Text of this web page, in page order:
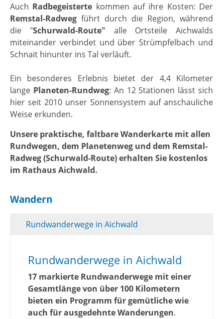
Auch Radbegeisterte kommen auf ihre Kosten: Der
Remstal-Radweg führt durch die Region, während
die "Schurwald-Route" alle Ortsteile Aichwalds
miteinander verbindet und über Strümpfelbach und
Schnait hinunter ins Tal verläuft.
Ein besonderes Erlebnis bietet der 4,4 Kilometer
lange Planeten-Rundweg: An 12 Stationen lässt sich
hier seit 2010 unser Sonnensystem auf anschauliche
Weise erkunden.
Unsere praktische, faltbare Wanderkarte mit allen
Rundwegen, dem Planetenweg und dem Remstal-
Radweg (Schurwald-Route) erhalten Sie kostenlos
im Rathaus Aichwald.
Wandern
Rundwanderwege in Aichwald
Rundwanderwege in Aichwald
17 markierte Rundwanderwege mit einer
Gesamtlänge von über 100 Kilometern
bieten ein Programm für gemütliche wie
auch für ausgedehnte Wanderungen.